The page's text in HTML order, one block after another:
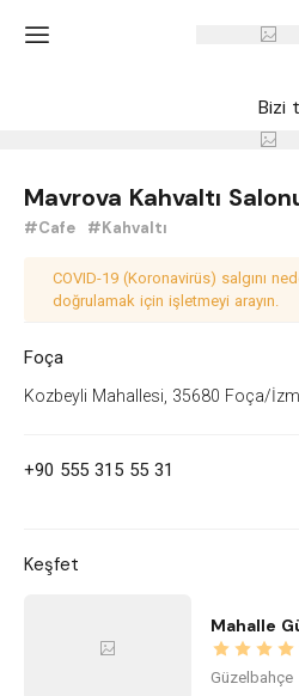
'
Bizi
Mavrova Kahvaltı
#Cafe #Kahvaltı
COVID-19 (Koronavirüs) salgını
doğrulamak için işletmeyi arayın.
Foça
Kozbeyli Mahallesi, 35680 Foça/
+90 555 315 55 31
Keşfet
Mahalle
Güzelbahçe